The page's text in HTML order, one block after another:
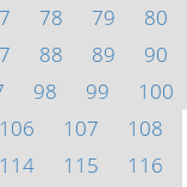
78 79
80
88 89
90
98 99
100
106 107
108
114 115
116